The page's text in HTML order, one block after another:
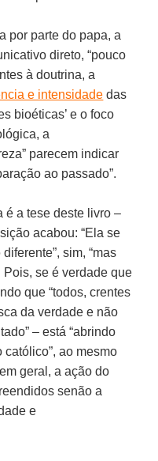
por parte do papa, a
direto, “pouco
à doutrina, a
e intensidade das
bioéticas’ e o foco
a
parecem indicar
ao passado”.
é a tese deste livro –
acabou: “Ela se
sim, “mas
Pois, se é verdade que
que “todos, crentes
da verdade e não
– está “abrindo
ao mesmo
geral, a ação do
senão a
e